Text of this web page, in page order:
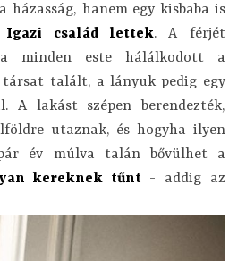
házasság, hanem egy kisbaba is
Igazi család lettek. A férjét
minden este hálálkodott a
társat talált, a lányuk pedig egy
A lakást szépen berendezték,
utaznak, és hogyha ilyen
év múlva talán bővülhet a
kereknek tűnt- addig az